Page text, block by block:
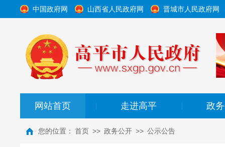
中国政府网 山西省人民政府网 晋城市人民政府网
网站首页 走进高平 政
您的位置： 首页 >> 政务公开 >> 公示公告